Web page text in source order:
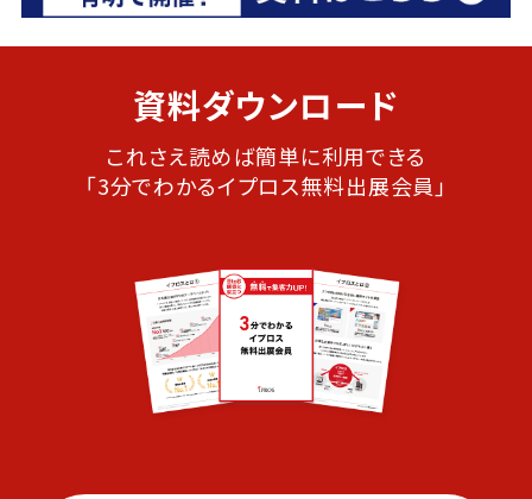
資料ダウンロード
これさえ読めば簡単に利用できる
「3分でわかるイプロス無料出展会員」